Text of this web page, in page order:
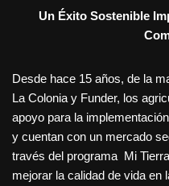
Un Éxito Sostenible
Desde hace 15 años, de la
La Colonia y Funder, los
apoyo para la
y cuentan con un mercado
través del programa Mi
mejorar la calidad de vida